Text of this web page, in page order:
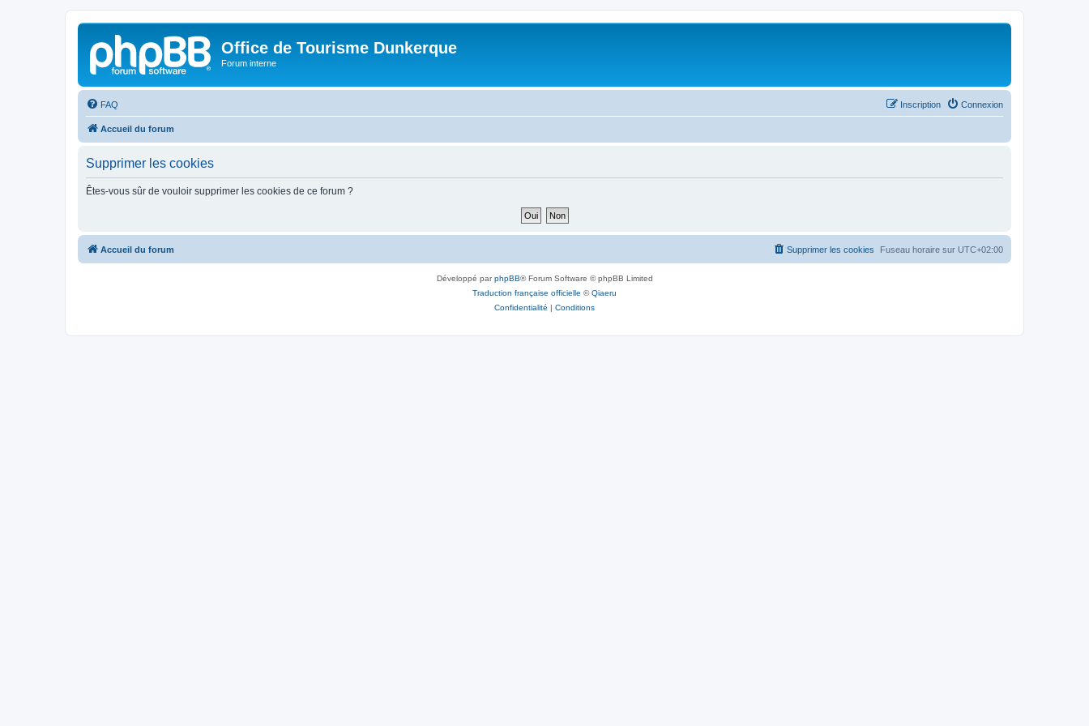
Office de Tourisme Dunkerque
Forum interne
FAQ Connexion
Inscription
Accueil du forum
Supprimer les cookies
Êtes-vous sûr de vouloir supprimer les cookies de ce forum ?
Accueil du forum Fuseau horaire sur UTC+02:00
Supprimer les cookies
Développé parphpBB® Forum Software © phpBB Limited
Traduction française officielle ©Qiaeru
Confidentialité | Conditions